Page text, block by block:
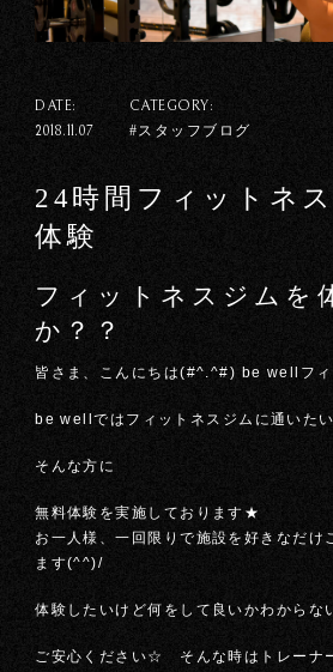
DATE:
2018.11.07
CATEGORY:
#スタッフブログ
24時間フィットネ
体験
フィットネスジムを
か？？
皆さま、こんにちは(#^.^#) be wellフィ
be wellではフィットネスジムに通いたい
そんな方に
無料体験を実施しております★
お一人様、一回限りで施設を好きなだけ
ます(^^)/
体験したいけど何をして良いかわからな
ご安心ください☆ そんな時はトレーナ